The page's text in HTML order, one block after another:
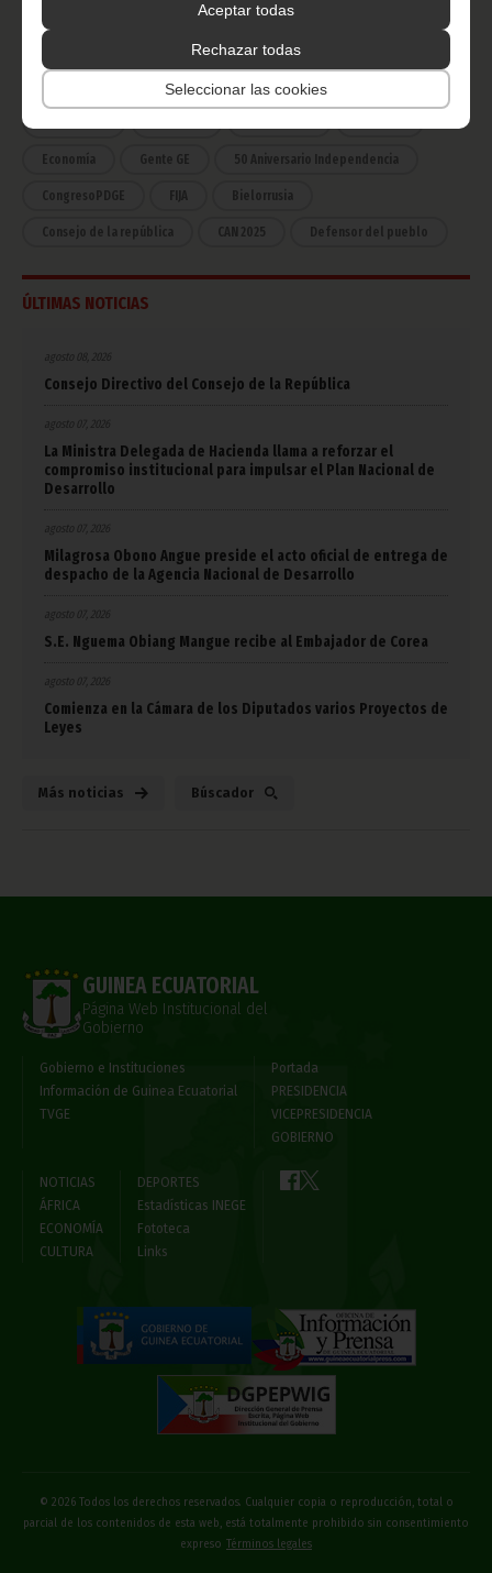
Aceptar todas
Rechazar todas
Seleccionar las cookies
Noticias
África
Deportes Vicepresidencia
Economía Gente GE 50 Aniversario Independencia
CongresoPDGE FIJA Bielorrusia
Consejo de la república CAN 2025 Defensor del pueblo
ÚLTIMAS NOTICIAS
agosto 08, 2026
Consejo Directivo del Consejo de la República
agosto 07, 2026
La Ministra Delegada de Hacienda llama a reforzar el
compromiso institucional para impulsar el Plan Nacional de
Desarrollo
agosto 07, 2026
Milagrosa Obono Angue preside el acto oficial de entrega de
despacho de la Agencia Nacional de Desarrollo
agosto 07, 2026
S.E. Nguema Obiang Mangue recibe al Embajador de Corea
agosto 07, 2026
Comienza en la Cámara de los Diputados varios Proyectos de
Leyes
Más noticias Búscador
GUINEA ECUATORIAL
Página Web Institucional del
Gobierno
Gobierno e Instituciones
Información de Guinea Ecuatorial
TVGE
Portada
PRESIDENCIA
VICEPRESIDENCIA
GOBIERNO
NOTICIAS
ÁFRICA
ECONOMÍA
CULTURA
DEPORTES
Estadísticas INEGE
Fototeca
Links
© 2026 Todos los derechos reservados. Cualquier copia o reproducción, total o
parcial de los contenidos de esta web, está totalmente prohibido sin consentimiento
expreso
Términos legales